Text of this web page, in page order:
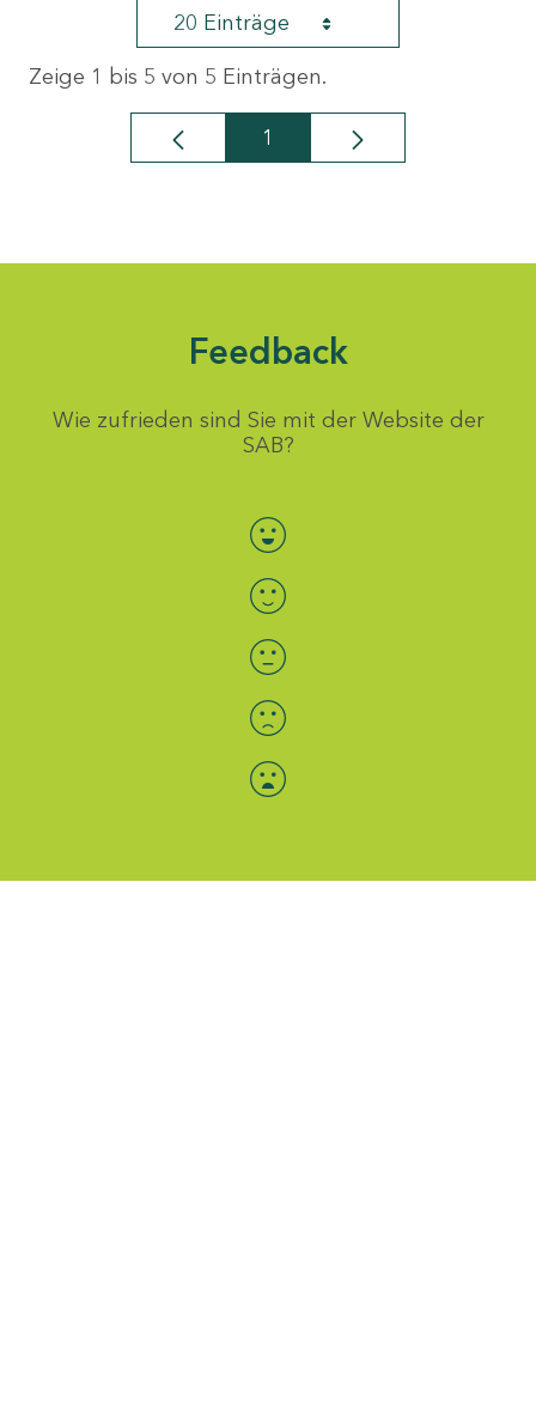
20 Einträge
Zeige 1 bis 5 von 5 Einträgen.
Seite
1
Feedback
Wie zufrieden sind Sie mit der Website der
SAB?
Bewertung auswählen